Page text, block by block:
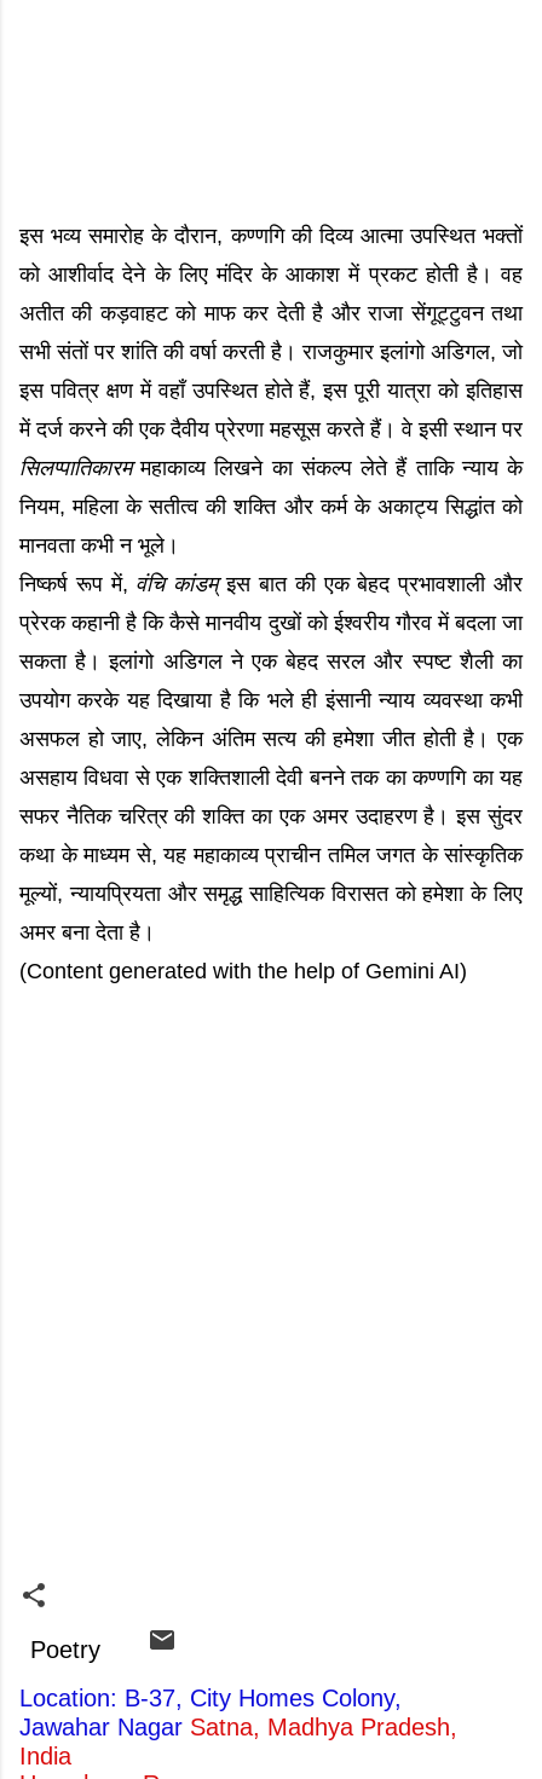
इस भव्य समारोह के दौरान, कण्णगि की दिव्य आत्मा उपस्थित भक्तों
को आशीर्वाद देने के लिए मंदिर के आकाश में प्रकट होती है। वह
अतीत की कड़वाहट को माफ कर देती है और राजा सेंगूट्टुवन तथा
सभी संतों पर शांति की वर्षा करती है। राजकुमार इलांगो अडिगल, जो
इस पवित्र क्षण में वहाँ उपस्थित होते हैं, इस पूरी यात्रा को इतिहास
में दर्ज करने की एक दैवीय प्रेरणा महसूस करते हैं। वे इसी स्थान पर
सिलप्पातिकारममहाकाव्य लिखने का संकल्प लेते हैं ताकि न्याय के
नियम, महिला के सतीत्व की शक्ति और कर्म के अकाट्य सिद्धांत को
मानवता कभी न भूले।
निष्कर्ष रूप में, वंचि कांडम्इस बात की एक बेहद प्रभावशाली और
प्रेरक कहानी है कि कैसे मानवीय दुखों को ईश्वरीय गौरव में बदला जा
सकता है। इलांगो अडिगल ने एक बेहद सरल और स्पष्ट शैली का
उपयोग करके यह दिखाया है कि भले ही इंसानी न्याय व्यवस्था कभी
असफल हो जाए, लेकिन अंतिम सत्य की हमेशा जीत होती है। एक
असहाय विधवा से एक शक्तिशाली देवी बनने तक का कण्णगि का यह
सफर नैतिक चरित्र की शक्ति का एक अमर उदाहरण है। इस सुंदर
कथा के माध्यम से, यह महाकाव्य प्राचीन तमिल जगत के सांस्कृतिक
मूल्यों, न्यायप्रियता और समृद्ध साहित्यिक विरासत को हमेशा के लिए
अमर बना देता है।
(Content generated with the help of Gemini AI)
Poetry
Location: B-37, City Homes Colony,
Jawahar Nagar Satna, Madhya Pradesh,
India